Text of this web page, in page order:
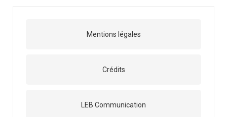
Mentions légales
Crédits
LEB Communication